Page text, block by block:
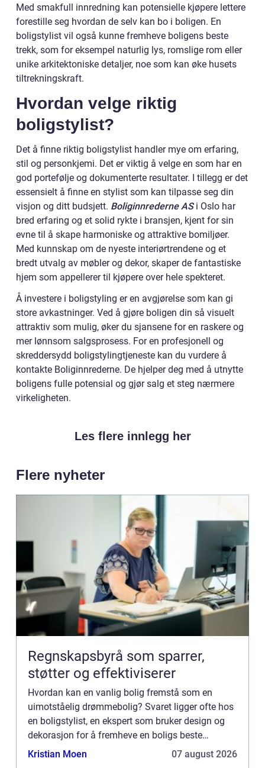
Med smakfull innredning kan potensielle kjøpere lettere
forestille seg hvordan de selv kan bo i boligen. En
boligstylist vil også kunne fremheve boligens beste
trekk, som for eksempel naturlig lys, romslige rom eller
unike arkitektoniske detaljer, noe som kan øke husets
tiltrekningskraft.
Hvordan velge riktig
boligstylist?
Det å finne riktig boligstylist handler mye om erfaring,
stil og personkjemi. Det er viktig å velge en som har en
god portefølje og dokumenterte resultater. I tillegg er det
essensielt å finne en stylist som kan tilpasse seg din
visjon og ditt budsjett. Boliginnrederne AS i Oslo har
bred erfaring og et solid rykte i bransjen, kjent for sin
evne til å skape harmoniske og attraktive bomiljøer.
Med kunnskap om de nyeste interiørtrendene og et
bredt utvalg av møbler og dekor, skaper de fantastiske
hjem som appellerer til kjøpere over hele spekteret.
Å investere i boligstyling er en avgjørelse som kan gi
store avkastninger. Ved å gjøre boligen din så visuelt
attraktiv som mulig, øker du sjansene for en raskere og
mer lønnsom salgsprosess. For en profesjonell og
skreddersydd boligstylingtjeneste kan du vurdere å
kontakte Boliginnrederne. De hjelper deg med å utnytte
boligens fulle potensial og gjør salg et steg nærmere
virkeligheten.
Les flere innlegg her
Flere nyheter
Regnskapsbyrå som sparrer,
støtter og effektiviserer
Hvordan kan en vanlig bolig fremstå som en
uimotståelig drømmebolig? Svaret ligger ofte hos
en boligstylist, en ekspert som bruker design og
dekorasjon for å fremheve en boligs beste
egenskaper. I dagens konkurransepregede ei...
Kristian Moen 07 august 2026